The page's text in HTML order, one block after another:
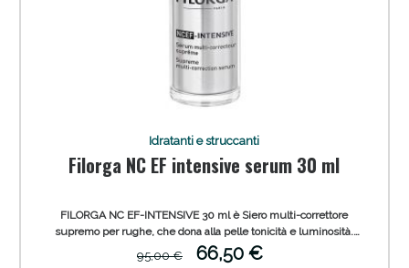
Idratanti e struccanti
Filorga NC EF intensive serum 30 ml
FILORGA NC EF-INTENSIVE 30 ml è Siero multi-correttore
supremo per rughe, che dona alla pelle tonicità e luminosità.
Dalla Texture ultra leggera a rapido assorbimento, pensato per
ottenere un rinnovamento intenso della pelle, migliorandone la
95,00 €
66,50 €
Vie Urinarie e Prostata: Sconti fino al 45% oggi!